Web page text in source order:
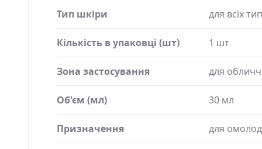
Тип шкіри для всіх
Кількість в упаковці (шт) 1 шт
Зона застосування для
Об'єм (мл) 30 мл
Призначення для